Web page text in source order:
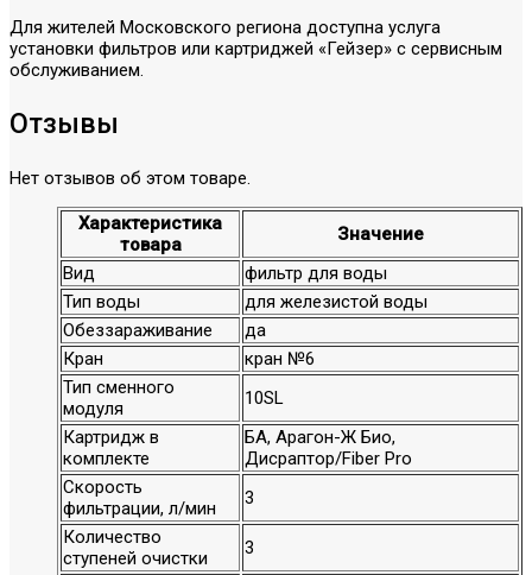
Для жителей Московского региона доступна услуга
установки фильтров или картриджей «Гейзер» с сервисным
обслуживанием.
Отзывы
Нет отзывов об этом товаре.
Характеристика
товара
Значение
Вид
фильтр для воды
Тип воды
для железистой воды
Обеззараживание
да
Кран
кран №6
Тип сменного
модуля
10SL
Картридж в
комплекте
БА, Арагон-Ж Био,
Дисраптор/Fiber Pro
Скорость
фильтрации, л/мин
3
Количество
ступеней очистки
3